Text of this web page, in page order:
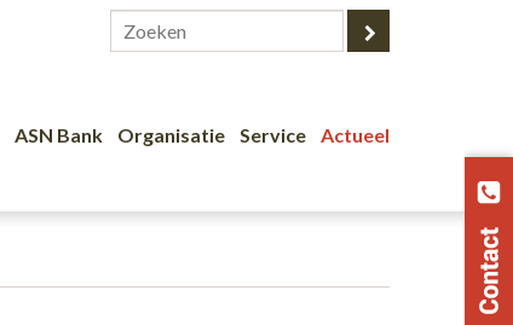
ASN Bank Organisatie Service Actueel